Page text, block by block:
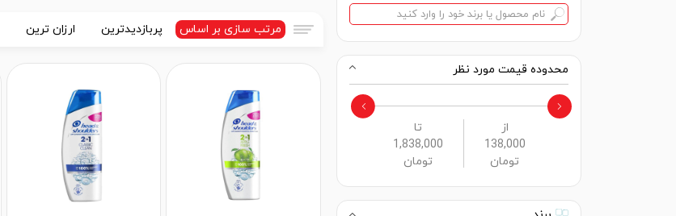
محدوده قیمت مورد نظر
از
138,000
تومان
تا
1,838,000
تومان
مرتب سازی بر اساس پربازدیدترین ارزان ترین